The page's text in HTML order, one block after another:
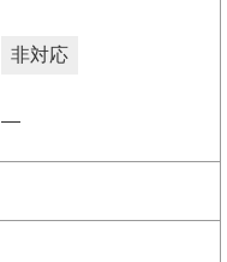
非対応
―